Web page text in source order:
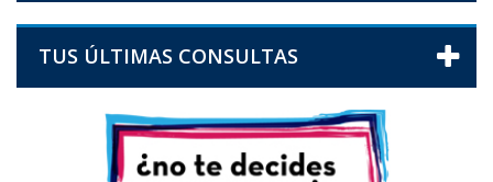
TUS ÚLTIMAS CONSULTAS